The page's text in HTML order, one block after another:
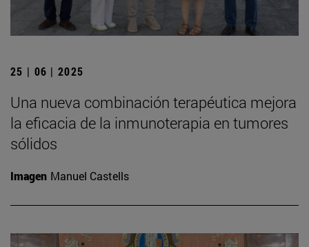
25 | 06 | 2025
Una nueva combinación terapéutica mejora
la eficacia de la inmunoterapia en tumores
sólidos
Imagen Manuel Castells